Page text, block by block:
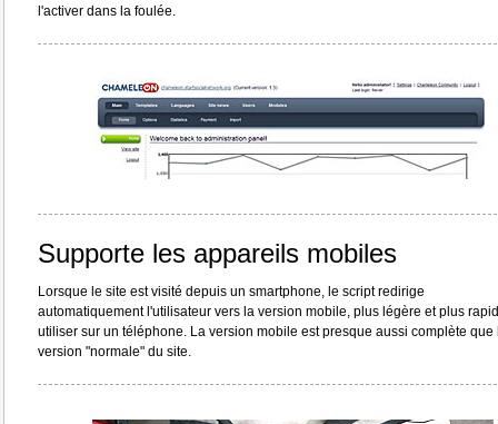
l'activer dans la foulée.
Supporte les appareils mobiles
Lorsque le site est visité depuis un smartphone, le script redirige
automatiquement l'utilisateur vers la version mobile, plus légère et plus
utiliser sur un téléphone. La version mobile est presque aussi complète que
version "normale" du site.